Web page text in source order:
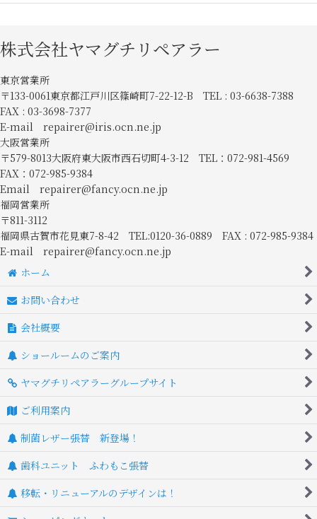
株式会社ヤマグチリペアラー
東京営業所
〒133-0061東京都江戸川区篠崎町7-22-12-B TEL : 03-6638-7388
FAX : 03-3698-7377
E-mail repairer@iris.ocn.ne.jp
大阪営業所
〒579-8013大阪府東大阪市西石切町4-3-12 TEL：072-981-4569
FAX：072-985-9384
Email repairer@fancy.ocn.ne.jp
福岡営業所
〒811-3112
福岡県古賀市花見東7-8-42 TEL:0120-36-0889 FAX : 072-985-9384
E-mail repairer@fancy.ocn.ne.jp
ホーム
お問い合わせ
会社概要
ショールームのご案内
ヤマグチリペアラーグループサイト
ご利用案内
制菌レザー張替 新登場！
歯科ユニット ふわもこ張替
移転・リニューアルのデザインは！